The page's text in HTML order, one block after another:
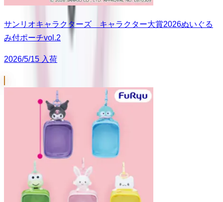
サンリオキャラクターズ キャラクター大賞2026ぬいぐる
み付ポーチvol.2
2026/5/15 入荷